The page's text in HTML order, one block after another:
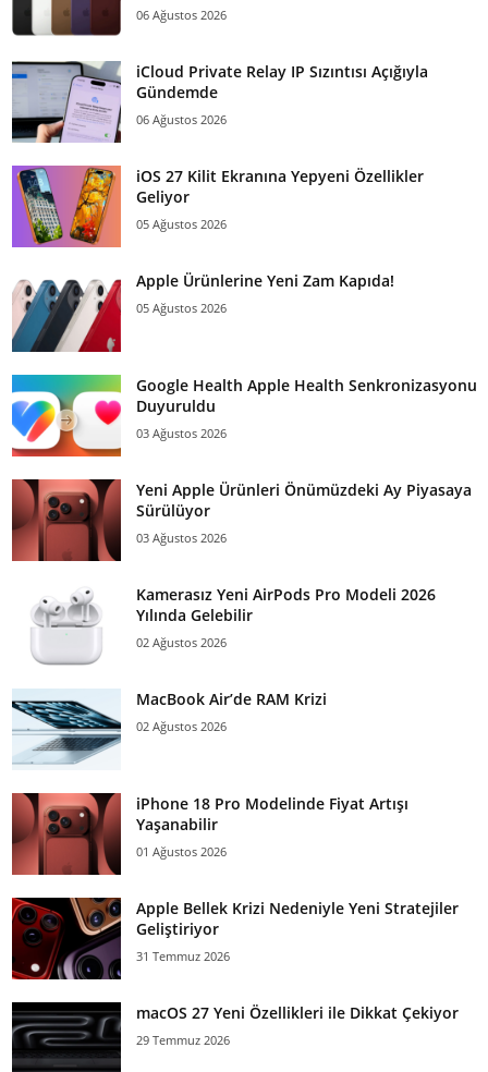
06 Ağustos 2026
iCloud Private Relay IP Sızıntısı Açığıyla
Gündemde
06 Ağustos 2026
iOS 27 Kilit Ekranına Yepyeni Özellikler
Geliyor
05 Ağustos 2026
Apple Ürünlerine Yeni Zam Kapıda!
05 Ağustos 2026
Google Health Apple Health Senkronizasyonu
Duyuruldu
03 Ağustos 2026
Yeni Apple Ürünleri Önümüzdeki Ay Piyasaya
Sürülüyor
03 Ağustos 2026
Kamerasız Yeni AirPods Pro Modeli 2026
Yılında Gelebilir
02 Ağustos 2026
MacBook Air’de RAM Krizi
02 Ağustos 2026
iPhone 18 Pro Modelinde Fiyat Artışı
Yaşanabilir
01 Ağustos 2026
Apple Bellek Krizi Nedeniyle Yeni Stratejiler
Geliştiriyor
31 Temmuz 2026
macOS 27 Yeni Özellikleri ile Dikkat Çekiyor
29 Temmuz 2026